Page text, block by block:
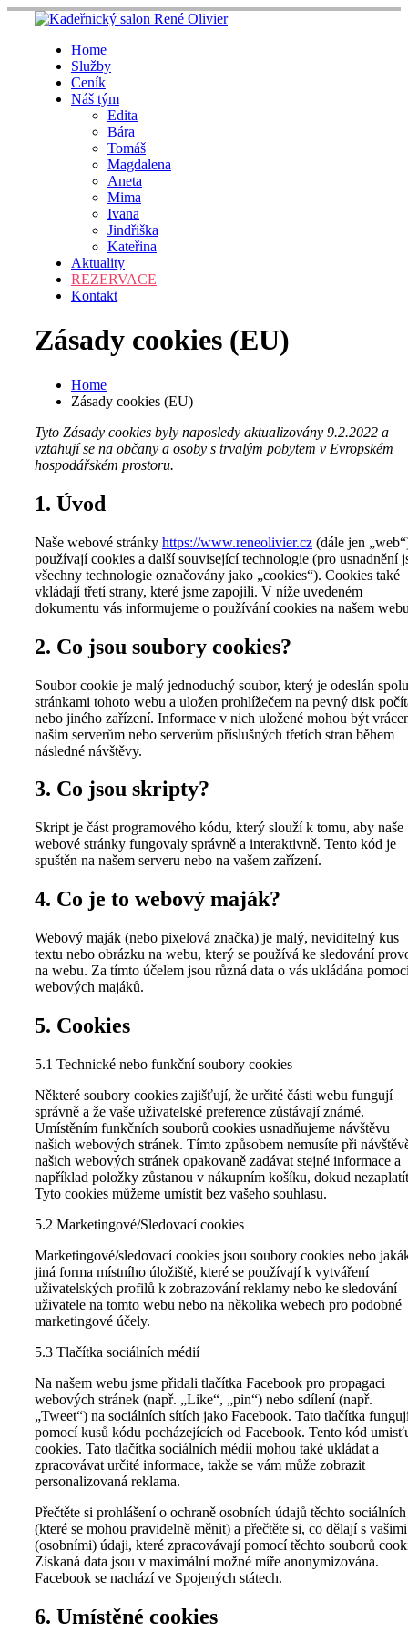
Skip
Home
Služby
Ceník
Náš tým
Edita
Bára
Tomáš
Magdalena
Aneta
Mima
Ivana
Jindřiška
Kateřina
Aktuality
REZERVACE
Kontakt
Zásady cookies (EU)
Home
Zásady cookies (EU)
Tyto Zásady cookies byly naposledy aktualizovány 9.2.2022 a
vztahují se na občany a osoby s trvalým pobytem v Evropském
hospodářském prostoru.
1. Úvod
Naše webové stránky https://www.reneolivier.cz (dále jen
používají cookies a další související technologie (pro usnadnění
všechny technologie označovány jako „cookies“). Cookies také
vkládají třetí strany, které jsme zapojili. V níže uvedeném
dokumentu vás informujeme o používání cookies na našem
2. Co jsou soubory cookies?
Soubor cookie je malý jednoduchý soubor, který je odeslán
stránkami tohoto webu a uložen prohlížečem na pevný disk
nebo jiného zařízení. Informace v nich uložené mohou být
našim serverům nebo serverům příslušných třetích stran během
následné návštěvy.
3. Co jsou skripty?
Skript je část programového kódu, který slouží k tomu, aby naše
webové stránky fungovaly správně a interaktivně. Tento kód je
spuštěn na našem serveru nebo na vašem zařízení.
4. Co je to webový maják?
Webový maják (nebo pixelová značka) je malý, neviditelný kus
textu nebo obrázku na webu, který se používá ke sledování
na webu. Za tímto účelem jsou různá data o vás ukládána
webových majáků.
5. Cookies
5.1 Technické nebo funkční soubory cookies
Některé soubory cookies zajišťují, že určité části webu fungují
správně a že vaše uživatelské preference zůstávají známé.
Umístěním funkčních souborů cookies usnadňujeme návštěvu
našich webových stránek. Tímto způsobem nemusíte při
našich webových stránek opakovaně zadávat stejné informace a
například položky zůstanou v nákupním košíku, dokud
Tyto cookies můžeme umístit bez vašeho souhlasu.
5.2 Marketingové/Sledovací cookies
Marketingové/sledovací cookies jsou soubory cookies nebo
jiná forma místního úložiště, které se používají k vytváření
uživatelských profilů k zobrazování reklamy nebo ke sledování
uživatele na tomto webu nebo na několika webech pro podobné
marketingové účely.
5.3 Tlačítka sociálních médií
Na našem webu jsme přidali tlačítka Facebook pro propagaci
webových stránek (např. „Like“, „pin“) nebo sdílení (např.
„Tweet“) na sociálních sítích jako Facebook. Tato tlačítka
pomocí kusů kódu pocházejících od Facebook. Tento kód
cookies. Tato tlačítka sociálních médií mohou také ukládat a
zpracovávat určité informace, takže se vám může zobrazit
personalizovaná reklama.
Přečtěte si prohlášení o ochraně osobních údajů těchto
(které se mohou pravidelně měnit) a přečtěte si, co dělají s vašimi
(osobními) údaji, které zpracovávají pomocí těchto souborů
Získaná data jsou v maximální možné míře anonymizována.
Facebook se nachází ve Spojených státech.
6. Umístěné cookies